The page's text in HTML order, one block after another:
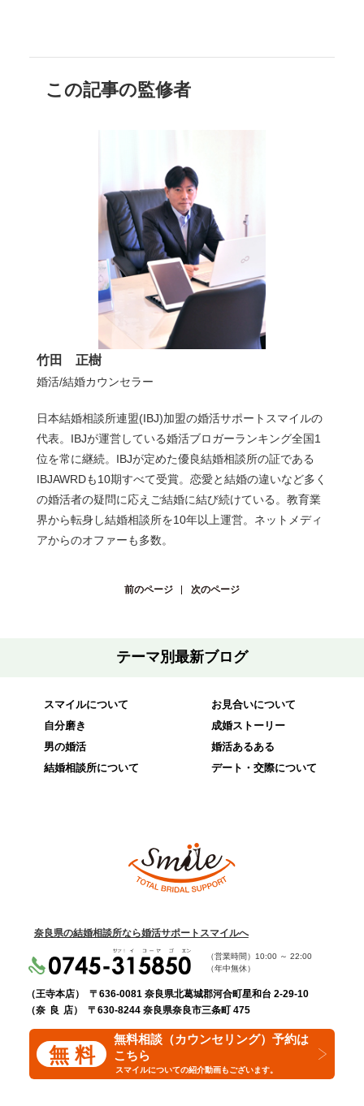
この記事の監修者
竹田 正樹
婚活/結婚カウンセラー
日本結婚相談所連盟(IBJ)加盟の婚活サポートスマイルの
代表。IBJが運営している婚活ブロガーランキング全国1
位を常に継続。IBJが定めた優良結婚相談所の証である
IBJAWRDも10期すべて受賞。恋愛と結婚の違いなど多く
の婚活者の疑問に応えご結婚に結び続けている。教育業
界から転身し結婚相談所を10年以上運営。ネットメディ
アからのオファーも多数。
前のページ 次のページ
テーマ別最新ブログ
スマイルについて
自分磨き
男の婚活
結婚相談所について
お見合いについて
成婚ストーリー
婚活あるある
デート・交際について
奈良県の結婚相談所なら婚活サポートスマイルへ
（営業時間） 10:00 ～22:00
（年中無休）
（王寺本店）
〒636-0081 奈良県北葛城郡河合町星和台 2-29-10
（奈 良 店）
〒630-8244 奈良県奈良市三条町 475
無 料
無料相談（カウンセリング）予約は
こちら
スマイルについての紹介動画もございます。